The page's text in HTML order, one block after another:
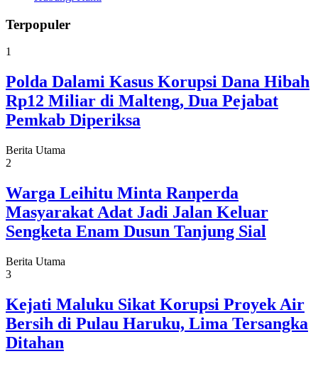
Terpopuler
1
Polda Dalami Kasus Korupsi Dana Hibah
Rp12 Miliar di Malteng, Dua Pejabat
Pemkab Diperiksa
Berita Utama
2
Warga Leihitu Minta Ranperda
Masyarakat Adat Jadi Jalan Keluar
Sengketa Enam Dusun Tanjung Sial
Berita Utama
3
Kejati Maluku Sikat Korupsi Proyek Air
Bersih di Pulau Haruku, Lima Tersangka
Ditahan